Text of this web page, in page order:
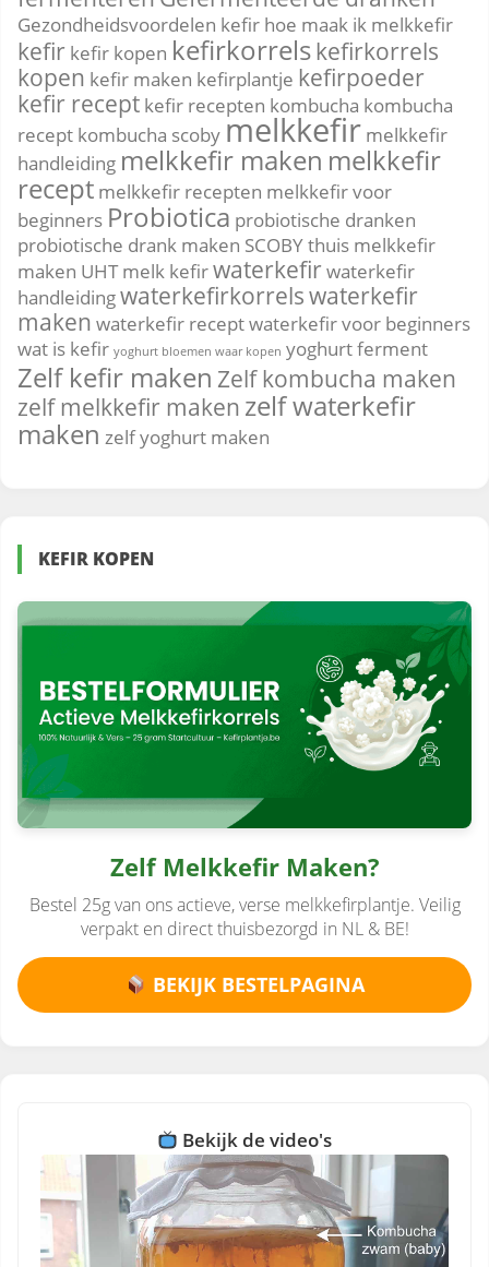
Gezondheidsvoordelen kefir hoe maak ik melkkefir
kefir kefir kopen kefirkorrelskefirkorrels
kopen kefir maken kefirplantje kefirpoeder
kefir recept kefir recepten kombucha kombucha
recept kombucha scoby melkkefir melkkefir
handleiding melkkefir maken melkkefir
recept melkkefir recepten melkkefir voor
beginners Probiotica probiotische dranken
probiotische drank maken SCOBYthuis melkkefir
maken UHT melk kefirwaterkefirwaterkefir
handleidingwaterkefirkorrelswaterkefir
maken waterkefir receptwaterkefir voor beginners
wat is kefir yoghurt bloemen waar kopen yoghurt ferment
Zelf kefir maken Zelf kombucha maken
zelf melkkefir maken zelf waterkefir
maken zelf yoghurt maken
KEFIR KOPEN
Zelf Melkkefir Maken?
Bestel 25g van ons actieve, verse melkkefirplantje. Veilig
verpakt en direct thuisbezorgd in NL & BE!
BEKIJK BESTELPAGINA
Bekijk de video's